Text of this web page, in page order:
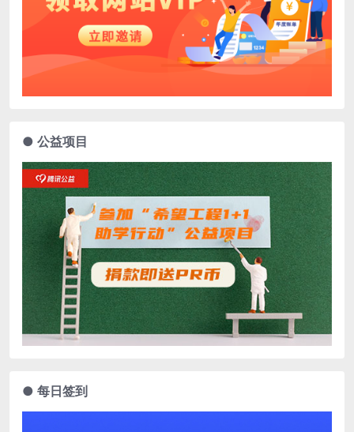
● 公益项目
● 每日签到